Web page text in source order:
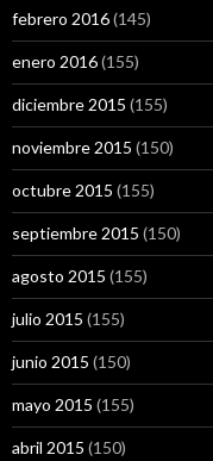
febrero 2016(145)
enero 2016(155)
diciembre 2015 (155)
noviembre 2015 (150)
octubre 2015 (155)
septiembre 2015 (150)
agosto 2015 (155)
julio 2015 (155)
junio 2015 (150)
mayo 2015 (155)
abril 2015 (150)